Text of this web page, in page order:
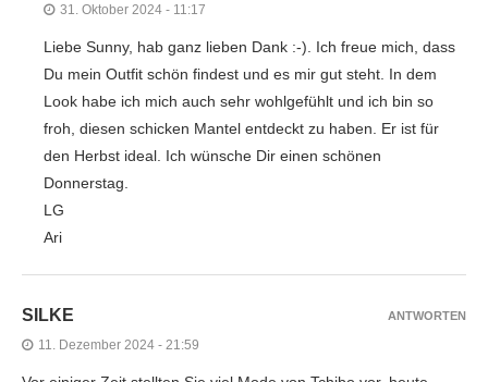
31. Oktober 2024 - 11:17
Liebe Sunny, hab ganz lieben Dank :-). Ich freue mich, dass
Du mein Outfit schön findest und es mir gut steht. In dem
Look habe ich mich auch sehr wohlgefühlt und ich bin so
froh, diesen schicken Mantel entdeckt zu haben. Er ist für
den Herbst ideal. Ich wünsche Dir einen schönen
Donnerstag.
LG
Ari
SILKE
11. Dezember 2024 - 21:59
ANTWORTEN